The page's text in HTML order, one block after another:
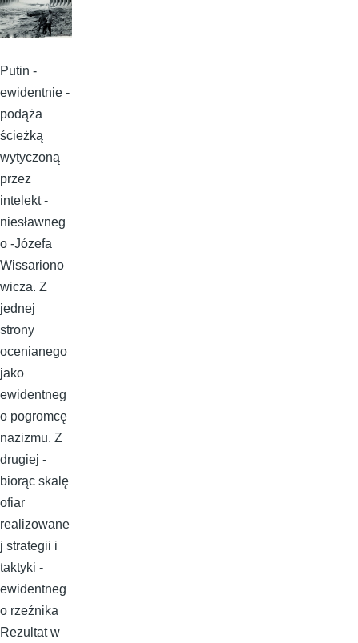
Putin -
ewidentnie -
podąża
ścieżką
wytyczoną
przez
intelekt -
niesławneg
o -Józefa
Wissariono
wicza. Z
jednej
strony
ocenianego
jako
ewidentneg
o pogromcę
nazizmu. Z
drugiej -
biorąc skalę
ofiar
realizowane
j strategii i
taktyki -
ewidentneg
o rzeźnika
Rezultat w